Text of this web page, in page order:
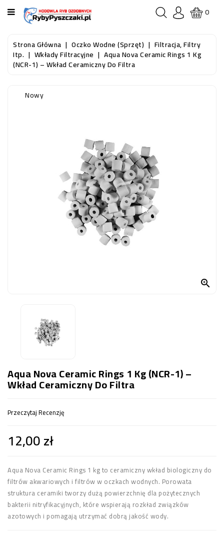
KATEGORIA
STRONA
GŁÓWNA
AKWARIOWE
AKWARYSTYKA
0
Strona Główna Oczko Wodne (sprzęt) Filtracja, Filtry
Itp. Wkłady Filtracyjne Aqua Nova Ceramic Rings 1 Kg
(NCR-1) – Wkład Ceramiczny Do Filtra
Nowy

Aqua Nova Ceramic Rings 1 Kg (NCR-1) –
Wkład Ceramiczny Do Filtra
Przeczytaj Recenzję
12,00 zł
Aqua Nova Ceramic Rings 1 kg to ceramiczny wkład biologiczny do
filtrów akwariowych i filtrów w oczkach wodnych. Porowata
struktura ceramiki tworzy dużą powierzchnię dla pożytecznych
bakterii nitryfikacyjnych, które wspierają rozkład związków
azotowych i pomagają utrzymać dobrą jakość wody.